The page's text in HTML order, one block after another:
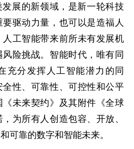
发展的新领域，是新一轮科技
驱动力量，也可以是造福人
工智能带来前所未有发展机
险挑战。智能时代，唯有同
充分发挥人工智能潜力的同
性、可靠性、可控性和公平
未来契约》及其附件《全球
为所有人创造包容、开放、
可靠的数字和智能未来。